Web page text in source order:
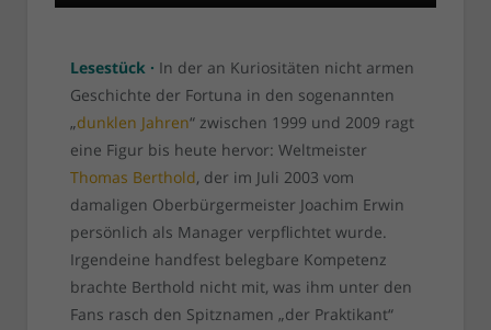
Lesestück · In der an Kuriositäten nicht armen
Geschichte der Fortuna in den sogenannten
„dunklen Jahren“ zwischen 1999 und 2009 ragt
eine Figur bis heute hervor: Weltmeister
Thomas Berthold, der im Juli 2003 vom
damaligen Oberbürgermeister Joachim Erwin
persönlich als Manager verpflichtet wurde.
Irgendeine handfest belegbare Kompetenz
brachte Berthold nicht mit, was ihm unter den
Fans rasch den Spitznamen „der Praktikant“